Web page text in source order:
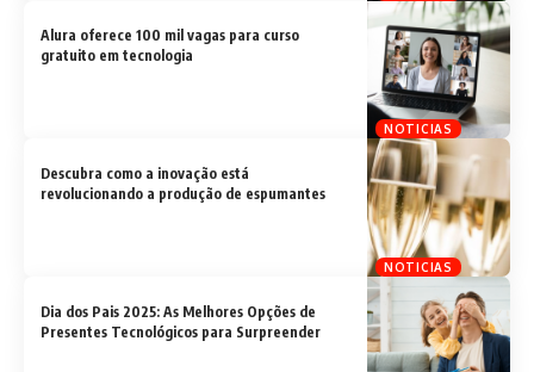
NOTICIAS
Alura oferece 100 mil vagas para curso
gratuito em tecnologia
NOTICIAS
Descubra como a inovação está
revolucionando a produção de espumantes
Dia dos Pais 2025: As Melhores Opções de
Presentes Tecnológicos para Surpreender